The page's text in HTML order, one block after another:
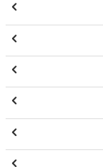





